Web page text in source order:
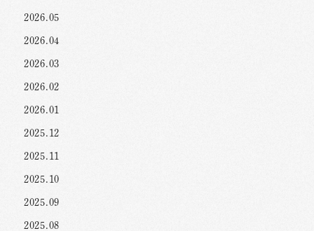
2026.05
2026.04
2026.03
2026.02
2026.01
2025.12
2025.11
2025.10
2025.09
2025.08